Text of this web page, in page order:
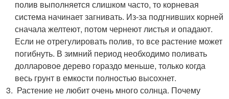
полив выполняется слишком часто, то корневая
система начинает загнивать. Из-за подгнивших корней
сначала желтеют, потом чернеют листья и опадают.
Если не отрегулировать полив, то все растение может
погибнуть. В зимний период необходимо поливать
долларовое дерево гораздо меньше, только когда
весь грунт в емкости полностью высохнет.
Растение не любит очень много солнца. Почему